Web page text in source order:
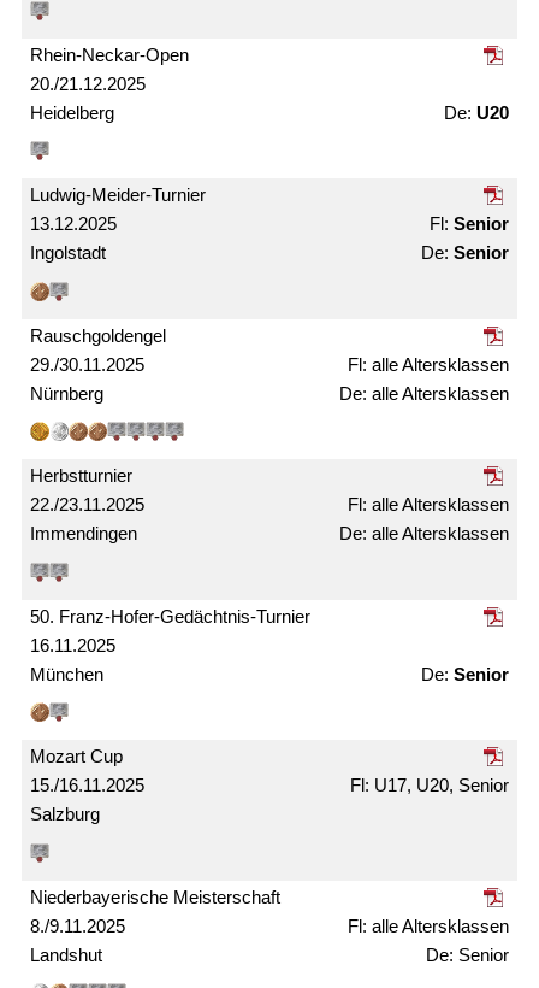
20./21.12.2025
Rhein-Neckar-Open
Heidelberg U20
13.12.2025
Ludwig-Meider-Turnier
Ingolstadt
Senior
Senior
29./30.11.2025
Rausch­gold­engel
Nürnberg
alle Alters­klassen
alle Alters­­klassen
22./23.11.2025
Herbst­turnier
Immendingen
alle Alters­klassen
alle Alters­klassen
16.11.2025
50. Franz-Hofer-Gedächtnis-Turnier
München Senior
15./16.11.2025
Mozart Cup
Salzburg
U17, U20, Senior
8./9.11.2025
Nieder­bayerische Meister­schaft
Landshut
alle Alters­klassen
Senior